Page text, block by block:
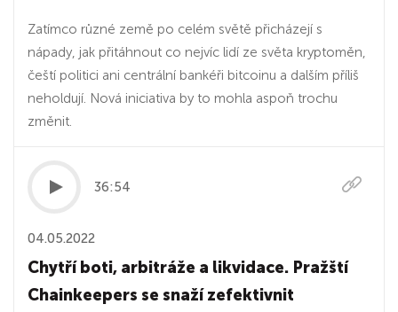
Zatímco různé země po celém světě přicházejí s
nápady, jak přitáhnout co nejvíc lidí ze světa kryptoměn,
čeští politici ani centrální bankéři bitcoinu a dalším příliš
neholdují. Nová iniciativa by to mohla aspoň trochu
změnit.
36:54
04.05.2022
Chytří boti, arbitráže a likvidace. Pražští
Chainkeepers se snaží zefektivnit